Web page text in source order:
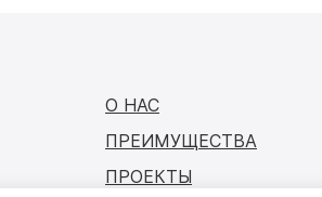
О НАС
ПРЕИМУЩЕСТВА
ПРОЕКТЫ